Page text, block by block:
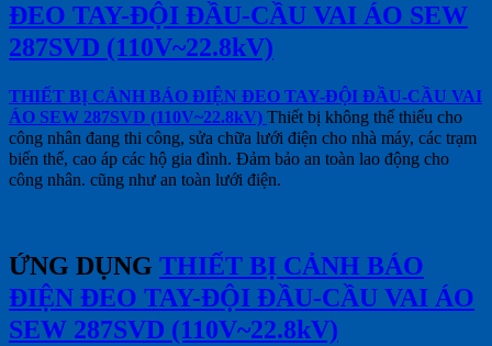
ĐEO TAY-ĐỘI ĐẦU-CẦU VAI ÁO SEW
287SVD (110V~22.8kV)
THIẾT BỊ CẢNH BÁO ĐIỆN ĐEO TAY-ĐỘI ĐẦU-CẦU VAI
ÁO SEW 287SVD (110V~22.8kV) Thiết bị không thể thiếu cho
công nhân đang thi công, sửa chữa lưới điện cho nhà máy, các trạm
biến thế, cao áp các hộ gia đình. Đảm bảo an toàn lao động cho
công nhân. cũng như an toàn lưới điện.
ỨNG DỤNG THIẾT BỊ CẢNH BÁO
ĐIỆN ĐEO TAY-ĐỘI ĐẦU-CẦU VAI ÁO
SEW 287SVD (110V~22.8kV)